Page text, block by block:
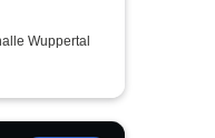
Wuppertal